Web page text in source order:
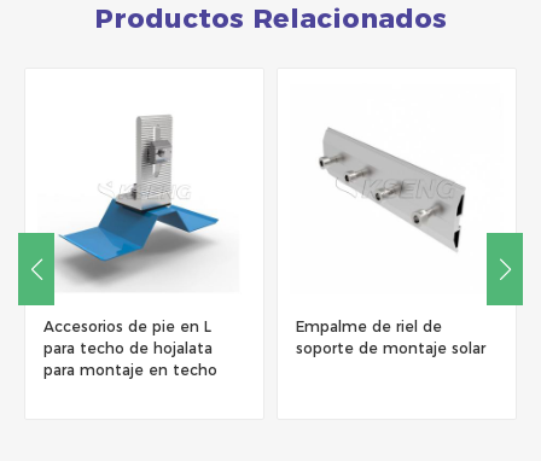
Productos Relacionados
Empalme de riel de
soporte de montaje solar
Clips de puesta a tierra de
panel solar de acero